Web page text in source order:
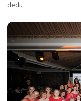
dedi.